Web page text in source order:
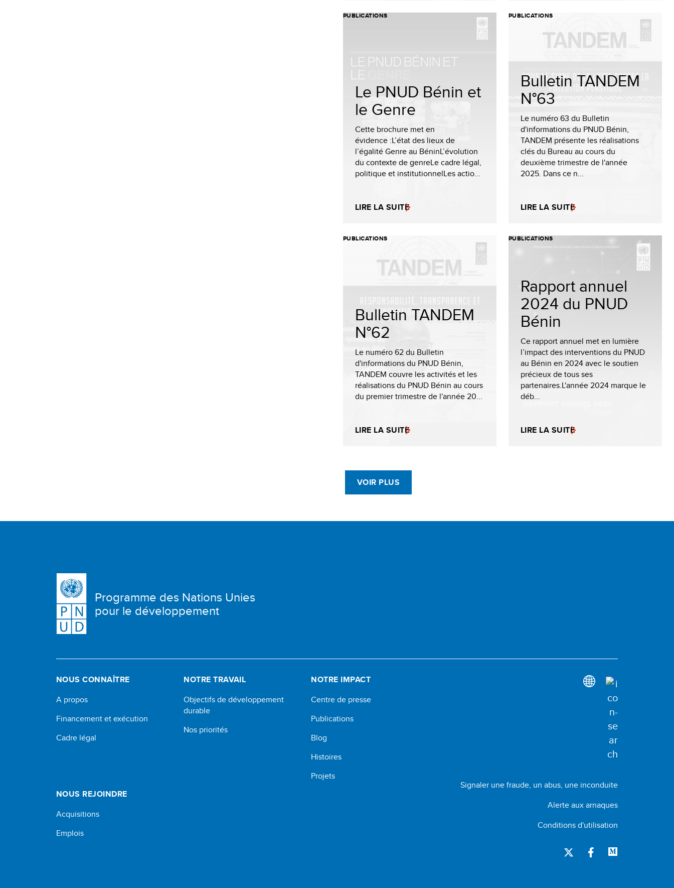
PUBLICATIONS
Le PNUD Bénin et
le Genre
Cette brochure met en
évidence :L’état des lieux de
l’égalité Genre au BéninL’évolution
du contexte de genreLe cadre légal,
politique et institutionnelLes actio...
LIRE LA SUITE
PUBLICATIONS
Bulletin TANDEM
N°63
Le numéro 63 du Bulletin
d'informations du PNUD Bénin,
TANDEM présente les réalisations
clés du Bureau au cours du
deuxième trimestre de l'année
2025. Dans ce n...
LIRE LA SUITE
PUBLICATIONS
Bulletin TANDEM
N°62
Le numéro 62 du Bulletin
d'informations du PNUD Bénin,
TANDEM couvre les activités et les
réalisations du PNUD Bénin au cours
du premier trimestre de l'année 20...
LIRE LA SUITE
PUBLICATIONS
Rapport annuel
2024 du PNUD
Bénin
Ce rapport annuel met en lumière
l’impact des interventions du PNUD
au Bénin en 2024 avec le soutien
précieux de tous ses
partenaires.L'année 2024 marque le
déb...
LIRE LA SUITE
VOIR PLUS
Programme des Nations Unies
pour le développement
NOUS CONNAÎTRE
A propos
Financement et exécution
Cadre légal
NOTRE TRAVAIL
Objectifs de développement
durable
Nos priorités
NOTRE IMPACT
Centre de presse
Publications
Blog
Histoires
Projets
NOUS REJOINDRE
Acquisitions
Emplois
Signaler une fraude, un abus, une inconduite
Alerte aux arnaques
Conditions d'utilisation